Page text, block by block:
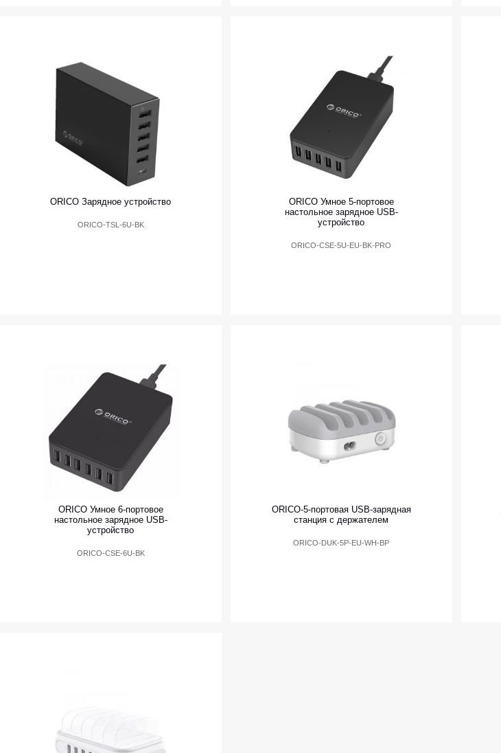
ORICO Зарядное устройство
ORICO-TSL-6U-BK
ORICO Умное 5-портовое
настольное зарядное USB-
устройство
ORICO-CSE-5U-EU-BK-PRO
ORICO Умное 6-портовое
настольное зарядное USB-
устройство
ORICO-CSE-6U-BK
ORICO-5-портовая USB-зарядная
станция с держателем
ORICO-DUK-5P-EU-WH-BP